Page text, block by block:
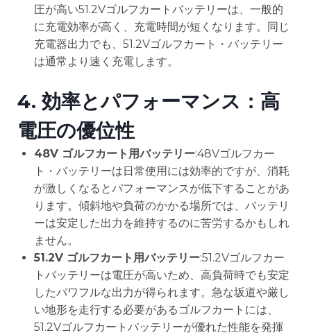
圧が高い51.2Vゴルフカートバッテリーは、一般的
に充電効率が高く、充電時間が短くなります。同じ
充電器出力でも、51.2Vゴルフカート・バッテリー
は通常より速く充電します。
4. 効率とパフォーマンス：高
電圧の優位性
48V ゴルフカート用バッテリー:48Vゴルフカー
ト・バッテリーは日常使用には効率的ですが、消耗
が激しくなるとパフォーマンスが低下することがあ
ります。傾斜地や負荷のかかる場所では、バッテリ
ーは安定した出力を維持するのに苦労するかもしれ
ません。
51.2V ゴルフカート用バッテリー:51.2Vゴルフカー
トバッテリーは電圧が高いため、高負荷時でも安定
したパワフルな出力が得られます。急な坂道や厳し
い地形を走行する必要があるゴルフカートには、
51.2Vゴルフカートバッテリーが優れた性能を発揮